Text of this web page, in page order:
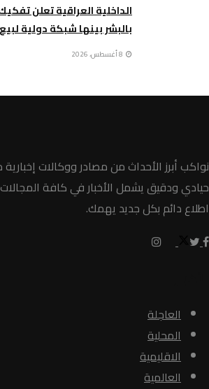
الداخلية العراقية تعلن
بالبشر بينها شبكة دولية
نواكب أبرز الأحداث من مصادر ووكالات
حيادي ودقيق يشمل الأخبار في كافة
اطلاع دائم بكل جديد يهمك.
العاجلة
المحلية
الاقليمية
العالمية